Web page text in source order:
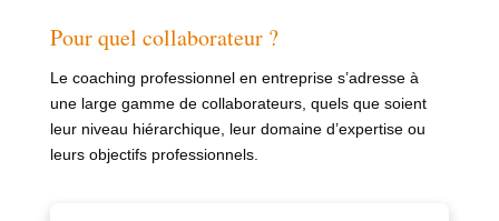
Pour quel collaborateur ?
Le coaching professionnel en entreprise s’adresse à
une large gamme de collaborateurs, quels que soient
leur niveau hiérarchique, leur domaine d’expertise ou
leurs objectifs professionnels.